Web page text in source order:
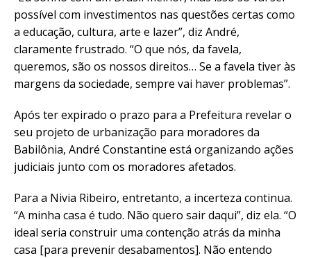
possível com investimentos nas questões certas como
a educação, cultura, arte e lazer”, diz André,
claramente frustrado. “O que nós, da favela,
queremos, são os nossos direitos… Se a favela tiver às
margens da sociedade, sempre vai haver problemas”.
Após ter expirado o prazo para a Prefeitura revelar o
seu projeto de urbanização para moradores da
Babilônia, André Constantine está organizando ações
judiciais junto com os moradores afetados.
Para a Nivia Ribeiro, entretanto, a incerteza continua.
“A minha casa é tudo. Não quero sair daqui”, diz ela. “O
ideal seria construir uma contenção atrás da minha
casa [para prevenir desabamentos]. Não entendo